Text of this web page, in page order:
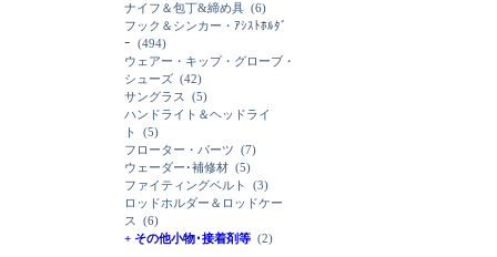
ナイフ＆包丁&締め具 (6)
フック＆シンカー・ｱｼｽﾄﾎﾙﾀﾞ
ｰ (494)
ウェアー・キップ・グローブ・
シューズ (42)
サングラス
(5)
ハンドライト＆ヘッドライ
ト
(5)
フローター・パーツ (7)
ウェーダー･補修材 (5)
ファイティングベルト
(3)
ロッドホルダー＆ロッドケー
ス
(6)
+ その他小物･接着剤等 (2)